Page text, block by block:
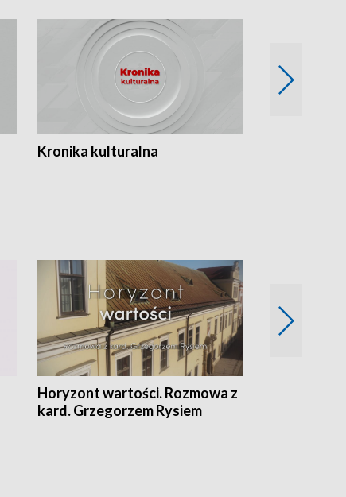
Kronika kulturalna
Horyzont wartości. Rozmowa z
kard. Grzegorzem Rysiem